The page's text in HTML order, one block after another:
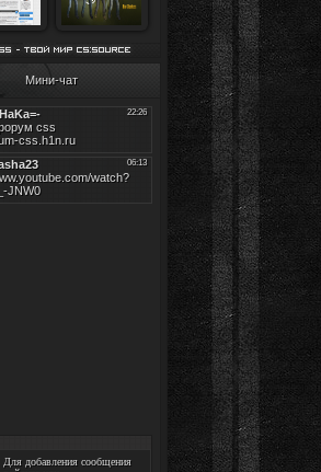
Мини-чат
Для добавления сообщения